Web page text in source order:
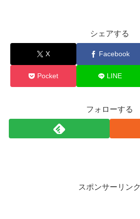
シェアする
X Facebook
Pocket LINE
フォローする
スポンサーリンク